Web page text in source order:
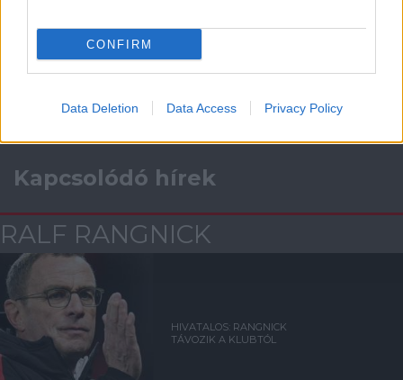
CONFIRM
Data Deletion Data Access Privacy Policy
a ManUtdFanatics.hu működését!
Kapcsolódó hírek
RALF RANGNICK
HIVATALOS: RANGNICK
TÁVOZIK A KLUBTÓL